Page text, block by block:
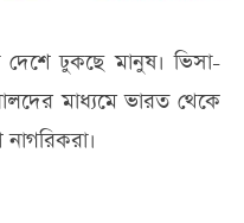
ঢুকছে মানুষ। ভিসা-
মাধ্যমে ভারত থেকে